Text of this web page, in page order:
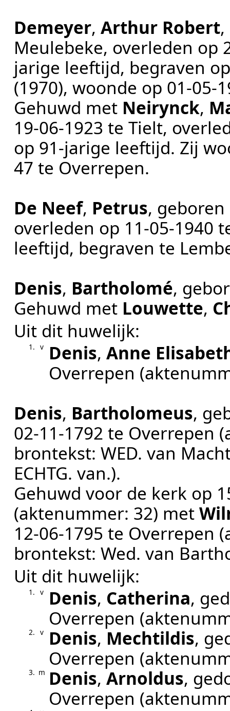
Demeyer,Arthur Robert
Meulebeke, overleden op
jarige leeftijd, begraven
(1970), woonde op
Gehuwd met Neirynck,
19‑06‑1923 teTielt,
op 91-jarige leeftijd. Zij
47 te Overrepen.
De Neef, Petrus,
overleden op 11‑05‑1940
leeftijd, begraven te
Denis, Bartholomé,
Gehuwd met Louwette,
Uit dit huwelijk:
1. v Denis,Anne
Overrepen
Denis, Bartholomeus,
02‑11‑1792 te Overrepen
brontekst:WED. van
ECHTG. van.).
Gehuwd voor de kerk op
(aktenummer: 32) met
12‑06‑1795 te Overrepen
brontekst:Wed. van
Uit dit huwelijk:
1. v Denis, Catherina,
Overrepen
2. v Denis, Mechtildis,
Overrepen
3. m Denis,Arnoldus,
Overrepen